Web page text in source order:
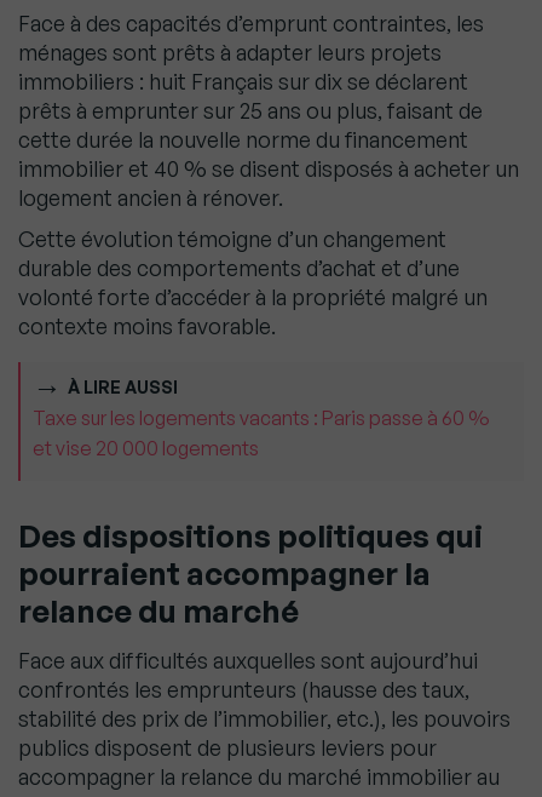
Face à des capacités d’emprunt contraintes, les
ménages sont prêts à adapter leurs projets
immobiliers : huit Français sur dix se déclarent
prêts à emprunter sur 25 ans ou plus, faisant de
cette durée la nouvelle norme du financement
immobilier et 40 % se disent disposés à acheter un
logement ancien à rénover.
Cette évolution témoigne d’un changement
durable des comportements d’achat et d’une
volonté forte d’accéder à la propriété malgré un
contexte moins favorable.
À LIRE AUSSI
Taxe sur les logements vacants : Paris passe à 60 %
et vise 20 000 logements
Des dispositions politiques qui
pourraient accompagner la
relance du marché
Face aux difficultés auxquelles sont aujourd’hui
confrontés les emprunteurs (hausse des taux,
stabilité des prix de l’immobilier, etc.), les pouvoirs
publics disposent de plusieurs leviers pour
accompagner la relance du marché immobilier au